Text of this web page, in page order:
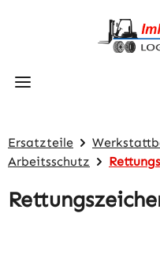
Zum Hauptinhalt springen
Ersatzteile
Arbeitsschutz